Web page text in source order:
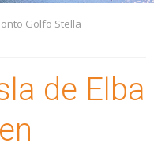
SLO
Golfo Stella
de Elba